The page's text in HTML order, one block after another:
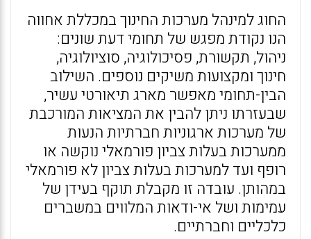
החוג למינהל מערכות החינוך במכללת אחווה
הנו נקודת מפגש של תחומי דעת שונים:
ניהול, תקשורת, פסיכולוגיה, סוציולוגיה,
חינוך ומקצועות משיקים נוספים. השילוב
הבין-תחומי מאפשר מארג תיאורטי עשיר,
שבעזרתו ניתן להבין את המציאות המורכבת
של מערכות ארגוניות חברתיות הנעות
ממערכות בעלות צביון פורמאלי נוקשה או
רופף ועד למערכות בעלות צביון לא פורמאלי
במהותן. עובדה זו מקבלת תוקף בעידן של
עמימות ושל אי-ודאות המלווים במשברים
כלכליים וחברתיים.